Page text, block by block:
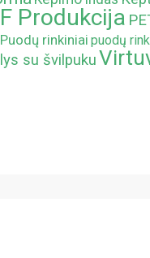
Produkcija
Puodų rinkiniai puodų
su švilpuku